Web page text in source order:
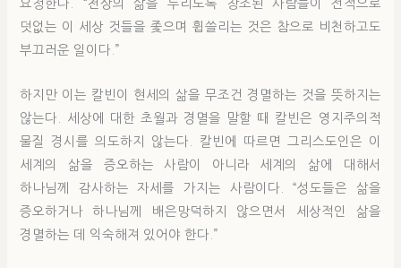
요청한다. “천상의 삶을 누리도록 창조된 사람들이 전적으로
덧없는 이 세상 것들을 좇으며 휩쓸리는 것은 참으로 비천하고도
부끄러운 일이다.”
하지만 이는 칼빈이 현세의 삶을 무조건 경멸하는 것을 뜻하지는
않는다. 세상에 대한 초월과 경멸을 말할 때 칼빈은 영지주의적
물질 경시를 의도하지 않는다. 칼빈에 따르면 그리스도인은 이
세계의 삶을 증오하는 사람이 아니라 세계의 삶에 대해서
하나님께 감사하는 자세를 가지는 사람이다. “성도들은 삶을
증오하거나 하나님께 배은망덕하지 않으면서 세상적인 삶을
경멸하는 데 익숙해져 있어야 한다.”